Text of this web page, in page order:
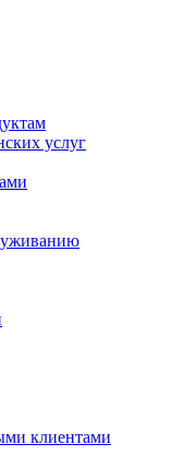
услуг
клиентами